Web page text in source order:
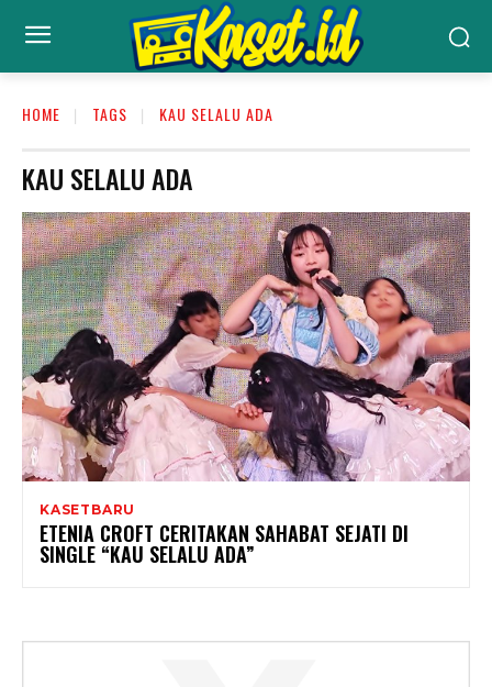
HOME TAGS KAU SELALU ADA
KAU SELALU ADA
KASETBARU
ETENIA CROFT CERITAKAN SAHABAT SEJATI DI
SINGLE “KAU SELALU ADA”